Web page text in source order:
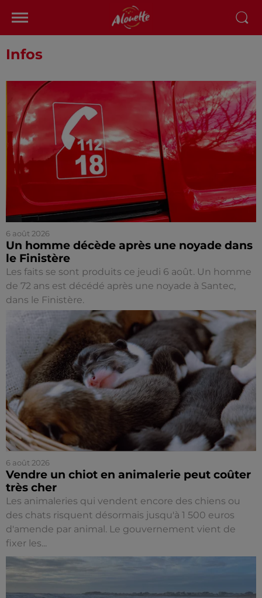
Infos
6 août 2026
Un homme décède après une noyade dans
le Finistère
Les faits se sont produits ce jeudi 6 août. Un homme
de 72 ans est décédé après une noyade à Santec,
dans le Finistère.
6 août 2026
Vendre un chiot en animalerie peut coûter
très cher
Les animaleries qui vendent encore des chiens ou
des chats risquent désormais jusqu'à 1 500 euros
d'amende par animal. Le gouvernement vient de
fixer les...